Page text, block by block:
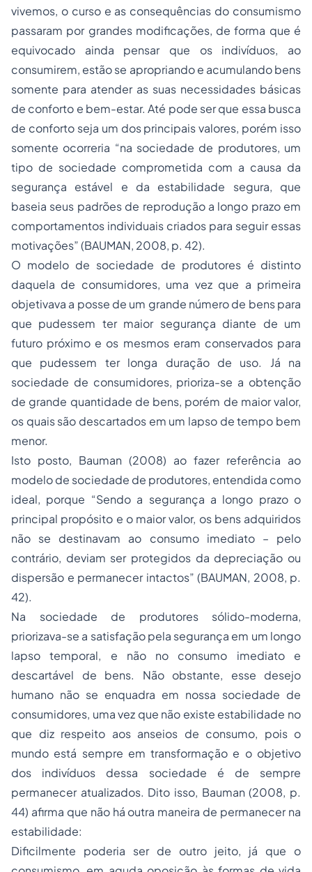
vivemos, o curso e as consequências do consumismo
passaram por grandes modificações, de forma que é
equivocado ainda pensar que os indivíduos, ao
consumirem, estão se apropriando e acumulando bens
somente para atender as suas necessidades básicas
de conforto e bem-estar. Até pode ser que essa busca
de conforto seja um dos principais valores, porém isso
somente ocorreria “na sociedade de produtores, um
tipo de sociedade comprometida com a causa da
segurança estável e da estabilidade segura, que
baseia seus padrões de reprodução a longo prazo em
comportamentos individuais criados para seguir essas
motivações” (BAUMAN, 2008, p. 42).
O modelo de sociedade de produtores é distinto
daquela de consumidores, uma vez que a primeira
objetivava a posse de um grande número de bens para
que pudessem ter maior segurança diante de um
futuro próximo e os mesmos eram conservados para
que pudessem ter longa duração de uso. Já na
sociedade de consumidores, prioriza-se a obtenção
de grande quantidade de bens, porém de maior valor,
os quais são descartados em um lapso de tempo bem
menor.
Isto posto, Bauman (2008) ao fazer referência ao
modelo de sociedade de produtores, entendida como
ideal, porque “Sendo a segurança a longo prazo o
principal propósito e o maior valor, os bens adquiridos
não se destinavam ao consumo imediato – pelo
contrário, deviam ser protegidos da depreciação ou
dispersão e permanecer intactos” (BAUMAN, 2008, p.
42).
Na sociedade de produtores sólido-moderna,
priorizava-se a satisfação pela segurança em um longo
lapso temporal, e não no consumo imediato e
descartável de bens. Não obstante, esse desejo
humano não se enquadra em nossa sociedade de
consumidores, uma vez que não existe estabilidade no
que diz respeito aos anseios de consumo, pois o
mundo está sempre em transformação e o objetivo
dos indivíduos dessa sociedade é de sempre
permanecer atualizados. Dito isso, Bauman (2008, p.
44) afirma que não há outra maneira de permanecer na
estabilidade:
Dificilmente poderia ser de outro jeito, já que o